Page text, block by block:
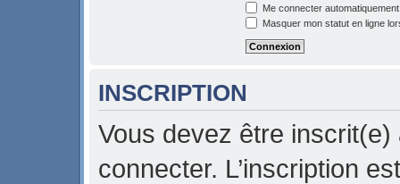
Me connecter
Masquer mon statut en ligne
INSCRIPTION
Vous devez être
connecter. L’inscription